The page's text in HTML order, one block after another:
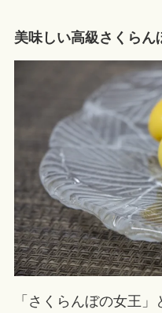
美味しい高級さくらん
「さくらんぼの女王